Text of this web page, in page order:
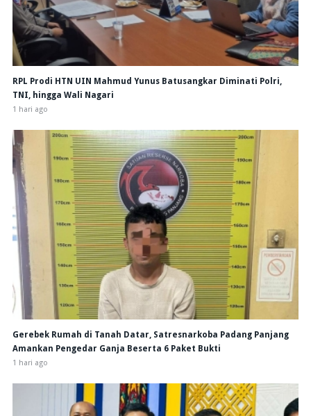
RPL Prodi HTN UIN Mahmud Yunus Batusangkar Diminati Polri,
TNI, hingga Wali Nagari
1 hari ago
Gerebek Rumah di Tanah Datar, Satresnarkoba Padang Panjang
Amankan Pengedar Ganja Beserta 6 Paket Bukti
1 hari ago